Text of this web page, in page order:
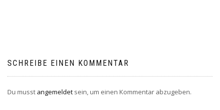
SCHREIBE EINEN KOMMENTAR
Du musst angemeldet sein, um einen Kommentar abzugeben.